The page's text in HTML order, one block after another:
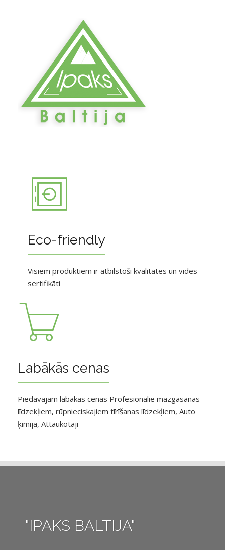
Eco-friendly
Visiem produktiem ir atbilstoši kvalitātes un vides
sertifikāti
Labākās cenas
Piedāvājam labākās cenas Profesionālie mazgāsanas
līdzekļiem, rūpnieciskajiem tīrīšanas līdzekļiem, Auto
ķīmija, Attaukotāji
"IPAKS BALTIJA"